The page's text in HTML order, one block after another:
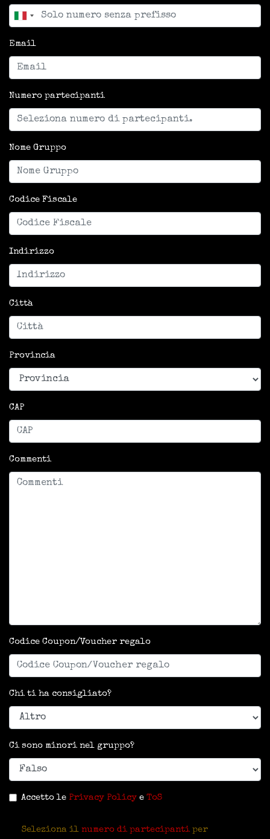
Email
Numero partecipanti
Nome Gruppo
Codice Fiscale
Indirizzo
Città
Provincia
CAP
Commenti
Codice Coupon/Voucher regalo
Chi ti ha consigliato?
Ci sono minori nel gruppo?
Accetto le Privacy Policy e ToS
Seleziona il numero di partecipanti per